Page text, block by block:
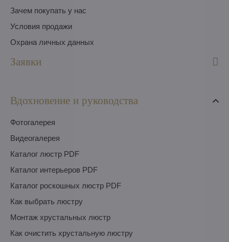
Зачем покупать у нас
Условия продажи
Охрана личных данных
Заявки
Вдохновение и руководства
Фотогалерея
Видеогалерея
Каталог люстр PDF
Каталог интерьеров PDF
Каталог роскошных люстр PDF
Как выбрать люстру
Монтаж хрустальных люстр
Как очистить хрустальную люстру